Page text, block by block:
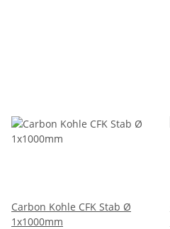
Carbon Kohle CFK Stab Ø
1x1000mm